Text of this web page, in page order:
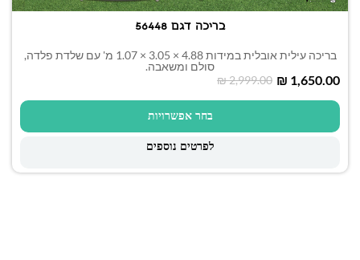
בריכה דגם 56448
בריכה עילית אובלית במידות 4.88 × 3.05 × 1.07 מ' עם שלדת פלדה,
סולם ומשאבה.
₪2,999.00 ₪ 1,650.00
בחר אפשרויות
לפרטים נוספים